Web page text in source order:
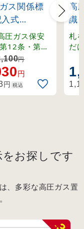
ス関係標
式
LP
給設備 燃
禁 無断立
(39304)
圧ガス保安
12条・第13
70条・関係
準1-4-1,2、
。
円
円
円 税込
高
識
ン
プ
札
だ
り
プ
お探しです
、多彩な高圧ガス置
-